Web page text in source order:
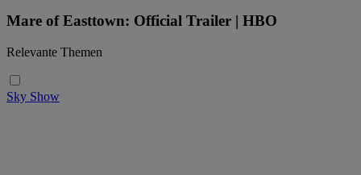
Mare of Easttown: Official Trailer | HBO
Relevante Themen
Sky Show